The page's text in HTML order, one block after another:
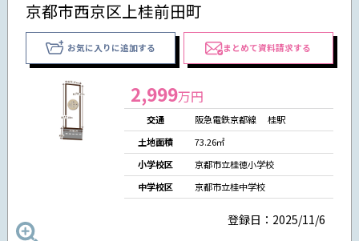
京都市西京区上桂前田町
お気に入りに追加する まとめて資料請求する
2,999万円
交通
阪急電鉄京都線 桂駅
土地面積
73.26㎡
小学校区
京都市立桂徳小学校
中学校区
京都市立桂中学校
登録日：2025/11/6